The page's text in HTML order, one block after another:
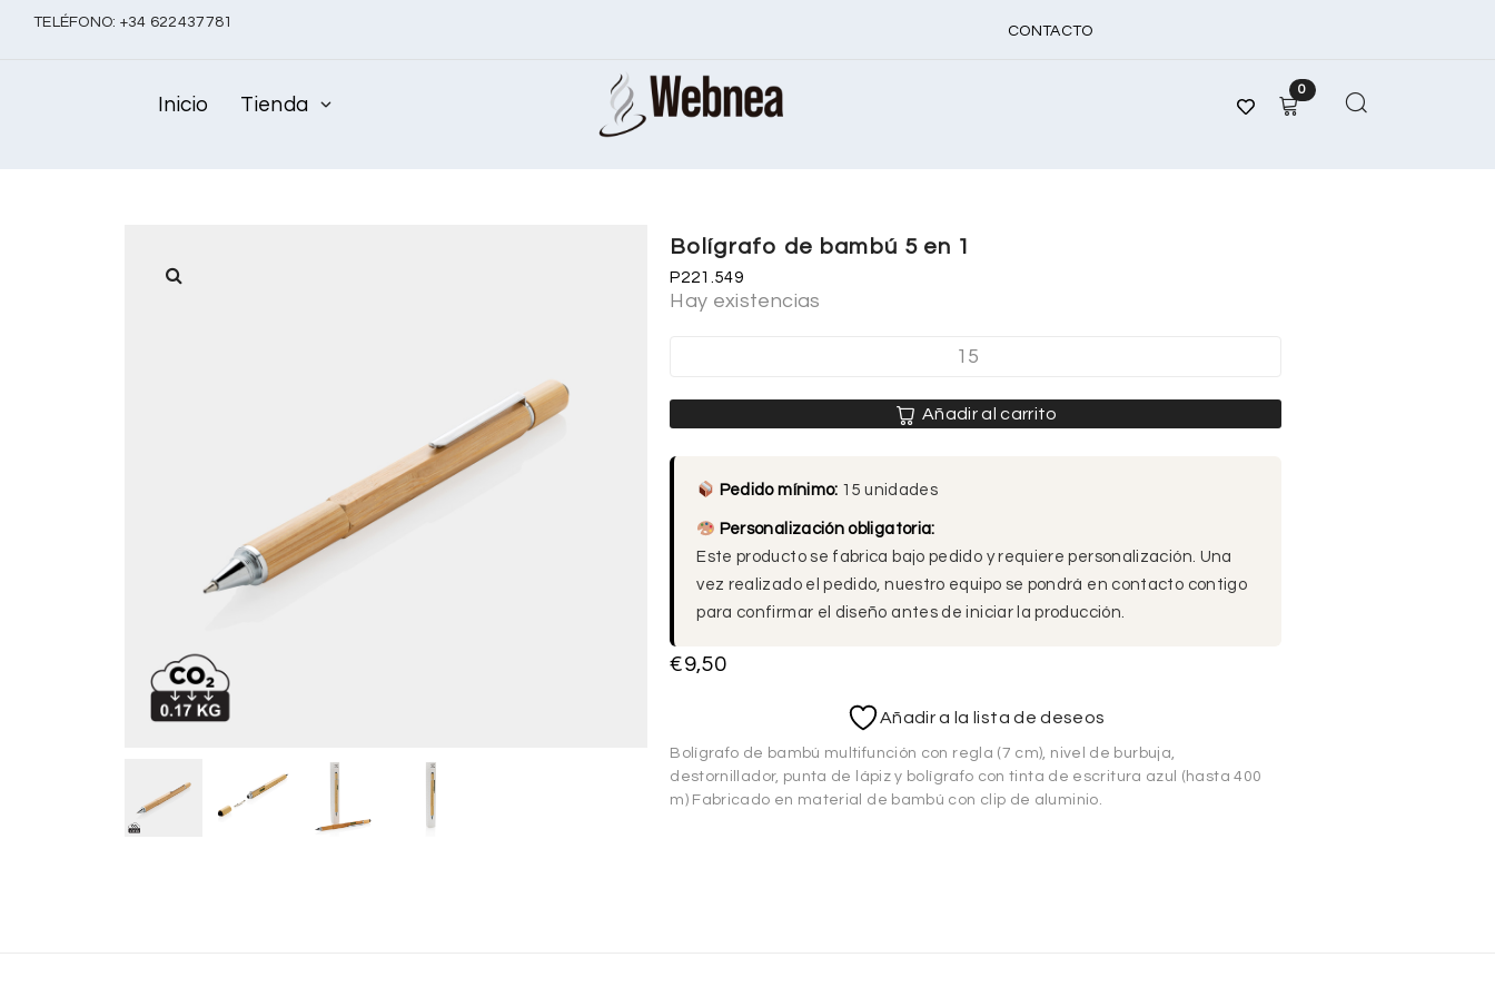
TELÉFONO: +34 622437781
CONTACTO
Inicio Tienda
0
Bolígrafo de bambú 5 en 1
P221.549
Hay existencias
Añadir al carrito
Pedido mínimo: 15 unidades
Personalización obligatoria:
Este producto se fabrica bajo pedido y requiere personalización. Una
vez realizado el pedido, nuestro equipo se pondrá en contacto contigo
para confirmar el diseño antes de iniciar la producción.
€9,50
Añadir a la lista de deseos
Bolígrafo de bambú multifunción con regla (7 cm), nivel de burbuja,
destornillador, punta de lápiz y bolígrafo con tinta de escritura azul (hasta 400
m) Fabricado en material de bambú con clip de aluminio.